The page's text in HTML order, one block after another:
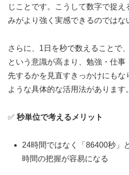
じことです。こうして数字で捉
みがより強く実感できるのではな
さらに、1日を秒で数えることで
という意識が高まり、勉強・仕
先するかを見直すきっかけにも
ような具体的な活用法があります。
✅ 秒単位で考えるメリット
24時間ではなく「86400秒」
時間の把握が容易になる